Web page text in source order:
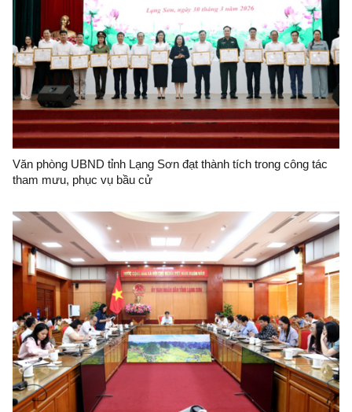
Văn phòng UBND tỉnh Lạng Sơn đạt thành tích trong công tác
tham mưu, phục vụ bầu cử